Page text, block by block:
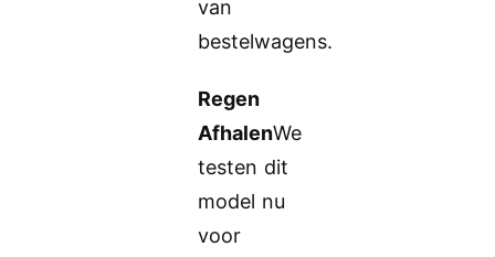
van
bestelwagens.
Regen
AfhalenWe
testen dit
model nu
voor